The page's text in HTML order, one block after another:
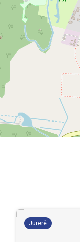
Jurerê